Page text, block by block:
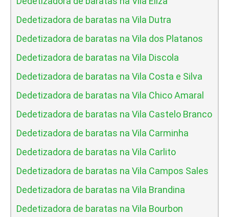
Dedetizadora de baratas na Vila Dutra
Dedetizadora de baratas na Vila dos Platanos
Dedetizadora de baratas na Vila Discola
Dedetizadora de baratas na Vila Costa e Silva
Dedetizadora de baratas na Vila Chico Amaral
Dedetizadora de baratas na Vila Castelo Branco
Dedetizadora de baratas na Vila Carminha
Dedetizadora de baratas na Vila Carlito
Dedetizadora de baratas na Vila Campos Sales
Dedetizadora de baratas na Vila Brandina
Dedetizadora de baratas na Vila Bourbon